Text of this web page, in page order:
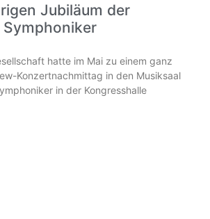
Jubiläum der
hatte im Mai zu einem ganz
Konzertnachmittag in den Musiksaal
in der Kongresshalle